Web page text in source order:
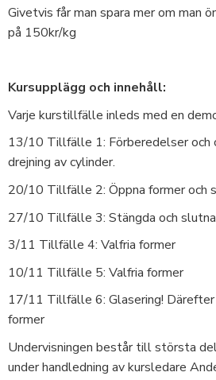
Givetvis får man spara mer om man
på 150kr/kg
Kursupplägg och innehåll:
Varje kurstillfälle inleds med en
13/10 Tillfälle 1: Förberedelser och
drejning av cylinder.
20/10 Tillfälle 2: Öppna former och
27/10 Tillfälle 3: Stängda och
3/11 Tillfälle 4: Valfria former
10/11 Tillfälle 5: Valfria former
17/11 Tillfälle 6: Glasering! Därefter
former
Undervisningen består till största
under handledning av kursledare